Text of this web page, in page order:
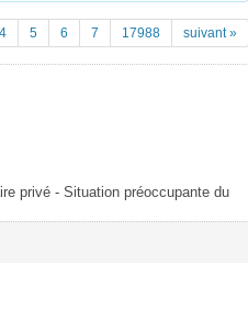
4 5 6 7 17988 suivant »
privé - Situation préoccupante du